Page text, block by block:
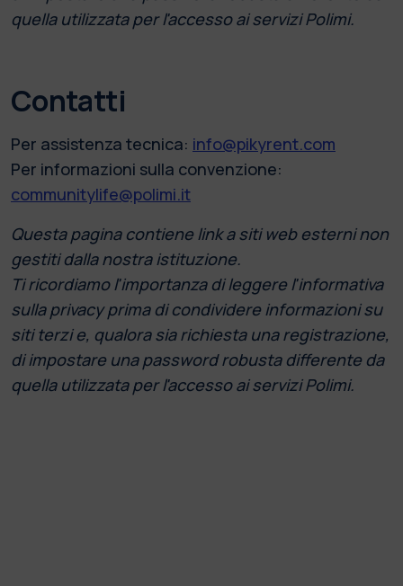
quella utilizzata per l'accesso ai servizi Polimi.
Contatti
Per assistenza tecnica: info@pikyrent.com
Per informazioni sulla convenzione:
communitylife@polimi.it
Questa pagina contiene link a siti web esterni non
gestiti dalla nostra istituzione.
Ti ricordiamo l'importanza di leggere l'informativa
sulla privacy prima di condividere informazioni su
siti terzi e, qualora sia richiesta una registrazione,
di impostare una password robusta differente da
quella utilizzata per l'accesso ai servizi Polimi.